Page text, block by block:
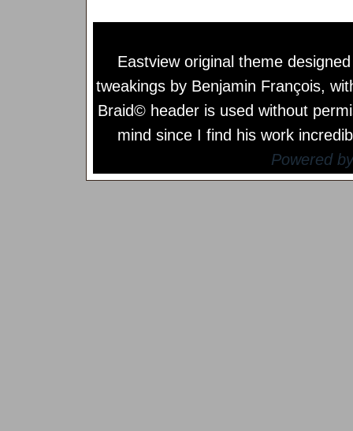
Eastview original theme
tweakings by Benjamin François,
Braid© header is used without
mind since I find his work
Powered